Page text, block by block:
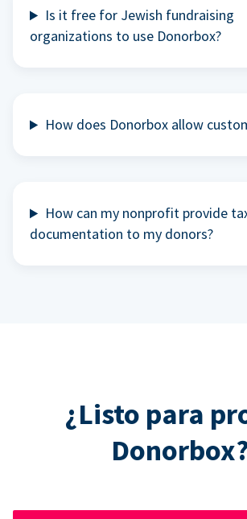
Is it free for Jewish fundraising
organizations to use Donorbox?
How does Donorbox allow
How can my nonprofit provide
documentation to my donors?
¿Listo para